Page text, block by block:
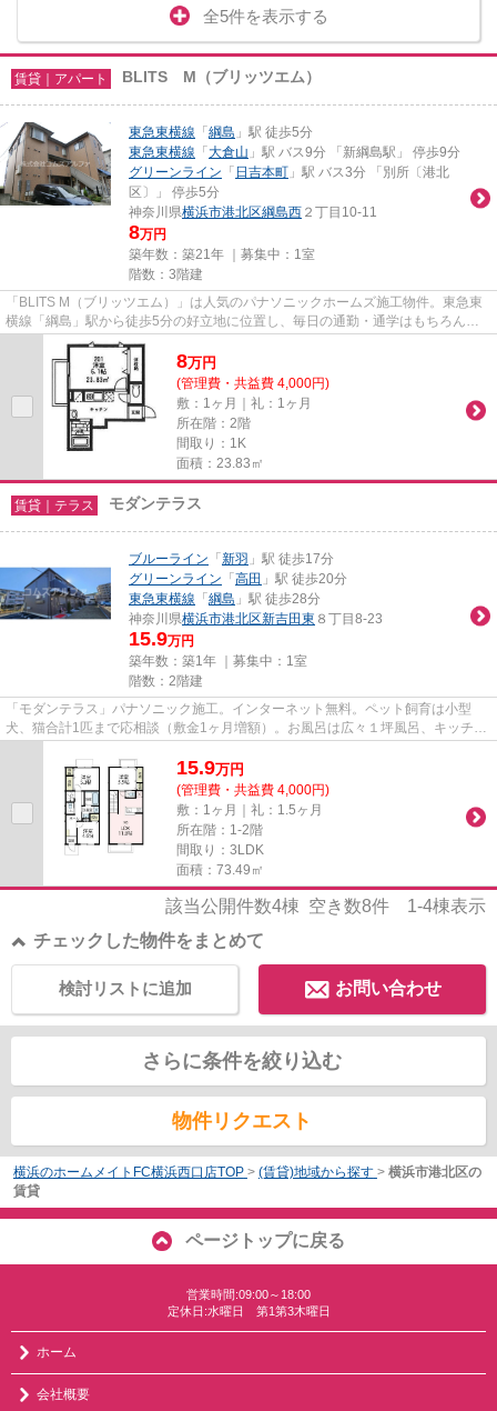
全5件を表示する
賃貸｜アパート BLITS M（ブリッツエム）
東急東横線 「 綱島 」駅 徒歩5分
東急東横線 「 大倉山 」駅 バス9分 「新綱島駅」 停歩9分
グリーンライン 「 日吉本町 」駅 バス3分 「別所〔港北
区〕」 停歩5分
神奈川県横浜市港北区綱島西 ２丁目10-11
8万円
築年数：築21年 ｜募集中： 1室
階数：3階建
「BLITS M（ブリッツエム）」は人気のパナソニックホームズ施工物件。東急東
横線「綱島」駅から徒歩5分の好立地に位置し、毎日の通勤・通学はもちろん、
休日のお出かけにも便利な住環...
8万円
(管理費・共益費 4,000円)
敷：1ヶ月｜礼：1ヶ月
所在階：2階
間取り：1K
面積：23.83㎡
賃貸｜テラス モダンテラス
ブルーライン 「 新羽 」駅 徒歩17分
グリーンライン 「 高田 」駅 徒歩20分
東急東横線 「 綱島 」駅 徒歩28分
神奈川県横浜市港北区新吉田東 ８丁目8-23
15.9万円
築年数：築1年 ｜募集中： 1室
階数：2階建
「モダンテラス」パナソニック施工。インターネット無料。ペット飼育は小型
犬、猫合計1匹まで応相談（敷金1ヶ月増額）。お風呂は広々１坪風呂、キッチン
15.9万円
(管理費・共益費 4,000円)
敷：1ヶ月｜礼：1.5ヶ月
所在階：1-2階
間取り：3LDK
面積：73.49㎡
該当公開件数4棟 空き数8件 1-4棟表示
チェックした物件をまとめて
お問い合わせ
検討リストに追加
さらに条件を絞り込む
物件リクエスト
横浜のホームメイトFC横浜西口店TOP > (賃貸)地域から探す > 横浜市港北区の
賃貸
ページトップに戻る
営業時間:09:00～18:00
定休日:水曜日 第1第3木曜日
ホーム
会社概要